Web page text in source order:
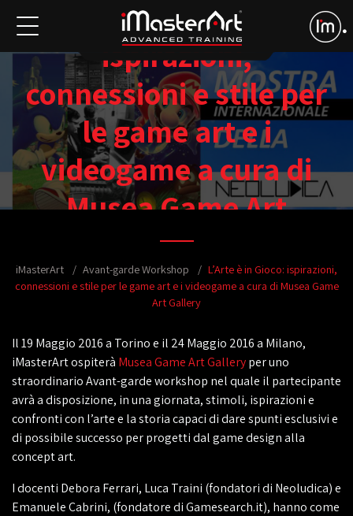
L’Arte è in Gioco:
ispirazioni,
connessioni e stile per
le game art e i
videogame a cura di
Musea Game Art
Gallery
iMasterArt Avant-garde Workshop
L’Arte è in Gioco: ispirazioni,
connessioni e stile per le game art e i videogame a cura di Musea Game
Art Gallery
Il 19 Maggio 2016 a Torino e il 24 Maggio 2016 a Milano,
iMasterArt ospiterà Musea Game Art Galleryper uno
straordinario Avant-garde workshop nel quale il partecipante
avrà a disposizione, in una giornata, stimoli, ispirazioni e
confronti con l’arte e la storia capaci di dare spunti esclusivi e
di possibile successo per progetti dal game design alla
concept art.
I docenti Debora Ferrari, Luca Traini (fondatori di Neoludica) e
Emanuele Cabrini, (fondatore di Gamesearch.it), hanno come